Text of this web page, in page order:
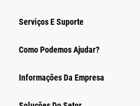
Serviços E Suporte
Como Podemos Ajudar?
Informações Da Empresa